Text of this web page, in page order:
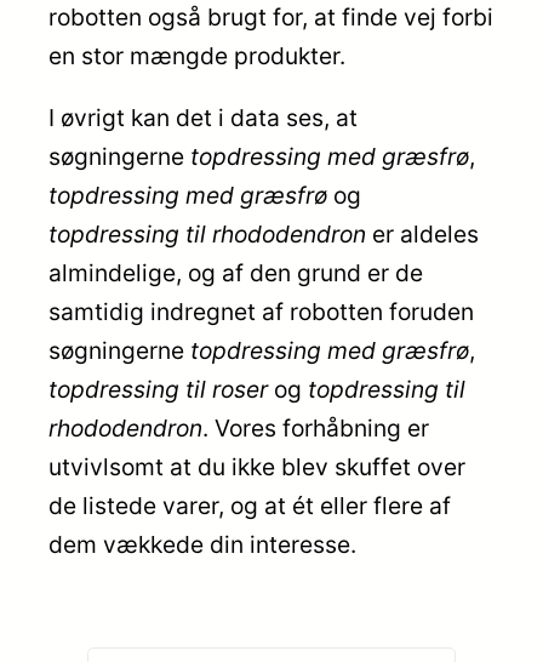
robotten også brugt for, at finde vej forbi
en stor mængde produkter.
I øvrigt kan det i data ses, at
søgningerne topdressing med græsfrø,
topdressing med græsfrø og
topdressing til rhododendron er aldeles
almindelige, og af den grund er de
samtidig indregnet af robotten foruden
søgningerne topdressing med græsfrø,
topdressing til roserog topdressing til
rhododendron. Vores forhåbning er
utvivlsomt at du ikke blev skuffet over
de listede varer, og at ét eller flere af
dem vækkede din interesse.